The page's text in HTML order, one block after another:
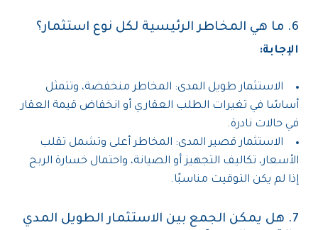
6. ما هي المخاطر الرئيسية لكل نوع استثمار؟
الإجابة:
الاستثمار طويل المدى: المخاطر منخفضة، وتتمثل
أساسًا في تغيرات الطلب العقاري أو انخفاض قيمة العقار
في حالات نادرة.
الاستثمار قصير المدى: المخاطر أعلى وتشمل تقلب
الأسعار، تكاليف التجهيز أو الصيانة، واحتمال خسارة الربح
إذا لم يكن التوقيت مناسبًا.
7. هل يمكن الجمع بين الاستثمار الطويل المدي